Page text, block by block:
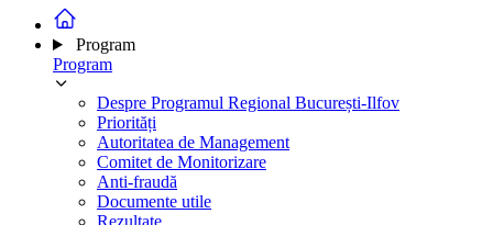
Program
Program
Despre Programul Regional București-Ilfov
Priorități
Autoritatea de Management
Comitet de Monitorizare
Anti-fraudă
Documente utile
Rezultate